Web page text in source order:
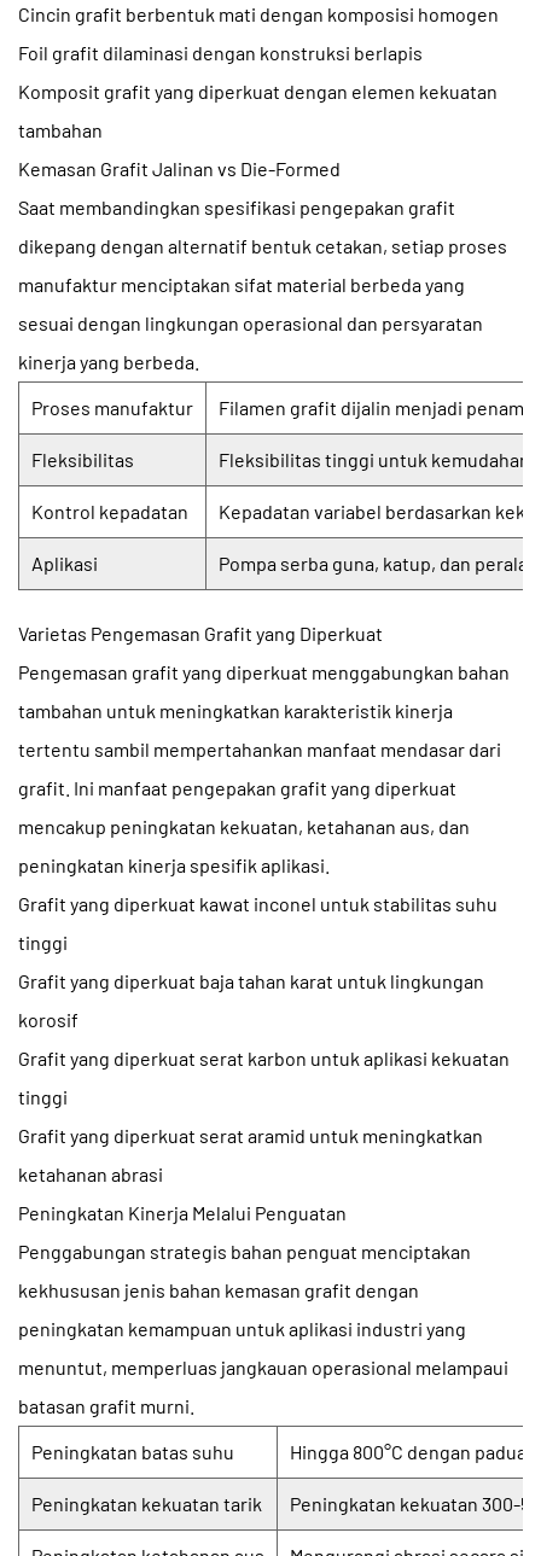
Cincin grafit berbentuk mati dengan komposisi homogen
Foil grafit dilaminasi dengan konstruksi berlapis
Komposit grafit yang diperkuat dengan elemen kekuatan
tambahan
Kemasan Grafit Jalinan vs Die-Formed
Saat membandingkan spesifikasi pengepakan grafit
dikepang dengan alternatif bentuk cetakan, setiap proses
manufaktur menciptakan sifat material berbeda yang
sesuai dengan lingkungan operasional dan persyaratan
kinerja yang berbeda.
Proses manufaktur
Filamen grafit dijalin menjadi
Fleksibilitas Fleksibilitas tinggi untuk kemudahan
Kontrol kepadatan Kepadatan variabel berdasarkan
Aplikasi Pompa serba guna, katup, dan
Varietas Pengemasan Grafit yang Diperkuat
Pengemasan grafit yang diperkuat menggabungkan bahan
tambahan untuk meningkatkan karakteristik kinerja
tertentu sambil mempertahankan manfaat mendasar dari
grafit. Ini manfaat pengepakan grafit yang diperkuat
mencakup peningkatan kekuatan, ketahanan aus, dan
peningkatan kinerja spesifik aplikasi.
Grafit yang diperkuat kawat inconel untuk stabilitas suhu
tinggi
Grafit yang diperkuat baja tahan karat untuk lingkungan
korosif
Grafit yang diperkuat serat karbon untuk aplikasi kekuatan
tinggi
Grafit yang diperkuat serat aramid untuk meningkatkan
ketahanan abrasi
Peningkatan Kinerja Melalui Penguatan
Penggabungan strategis bahan penguat menciptakan
kekhususan jenis bahan kemasan grafit dengan
peningkatan kemampuan untuk aplikasi industri yang
menuntut, memperluas jangkauan operasional melampaui
batasan grafit murni.
Peningkatan batas suhu
Hingga 800°C dengan
Peningkatan kekuatan tarik Peningkatan kekuatan 300-